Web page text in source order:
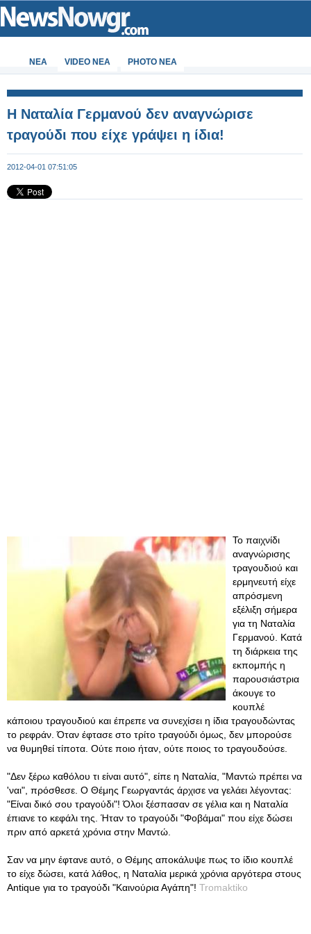
ΝΕΑ VIDEO NEA PHOTO NEA
Η Ναταλία Γερμανού δεν αναγνώρισε
τραγούδι που είχε γράψει η ίδια!
2012-04-01 07:51:05
Το παιχνίδι
αναγνώρισης
τραγουδιού και
ερμηνευτή είχε
απρόσμενη
εξέλιξη σήμερα
για τη Ναταλία
Γερμανού. Κατά
τη διάρκεια της
εκπομπής η
παρουσιάστρια
άκουγε το
κουπλέ
κάποιου τραγουδιού και έπρεπε να συνεχίσει η ίδια τραγουδώντας
το ρεφράν. Όταν έφτασε στο τρίτο τραγούδι όμως, δεν μπορούσε
να θυμηθεί τίποτα. Ούτε ποιο ήταν, ούτε ποιος το τραγουδούσε.
"Δεν ξέρω καθόλου τι είναι αυτό", είπε η Ναταλία, "Μαντώ πρέπει να
'ναι", πρόσθεσε. Ο Θέμης Γεωργαντάς άρχισε να γελάει λέγοντας:
"Είναι δικό σου τραγούδι"! Όλοι ξέσπασαν σε γέλια και η Ναταλία
έπιανε το κεφάλι της. Ήταν το τραγούδι "Φοβάμαι" που είχε δώσει
πριν από αρκετά χρόνια στην Μαντώ.
Σαν να μην έφτανε αυτό, ο Θέμης αποκάλυψε πως το ίδιο κουπλέ
το είχε δώσει, κατά λάθος, η Ναταλία μερικά χρόνια αργότερα στους
Antique για το τραγούδι "Καινούρια Αγάπη"! Tromaktiko